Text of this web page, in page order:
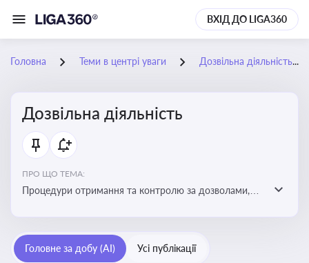
ВХІД ДО LIGA360
Головна Теми в центрі уваги Дозвільна діяльність
Дозвільна діяльність
ПРО ЩО ТЕМА:
Процедури отримання та контролю за дозволами,
законодавстві, щоб уникнути порушень та
забезпечити відповідність вимогам регуляторних
Головне за добу (AI) Усі публікації